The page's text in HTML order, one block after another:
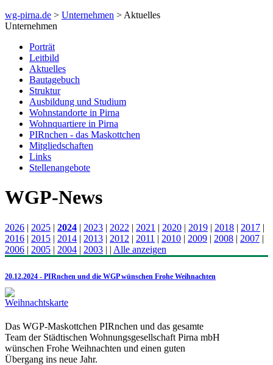
wg-pirna.de > Unternehmen > Aktuelles
Unternehmen
Porträt
Leitbild
Aktuelles
Bautagebuch
Struktur
Ausbildung und Studium
Wohnstandorte in Pirna
Wohnquartiere in Pirna
PIRnchen - das Maskottchen
Mitgliedschaften
Links
Stellenangebote
WGP-News
2026 | 2025 | 2024 | 2023 | 2022 | 2021 | 2020 | 2019 | 2018 | 2017 |
2016 | 2015 | 2014 | 2013 | 2012 | 2011 | 2010 | 2009 | 2008 | 2007 |
2006 | 2005 | 2004 | 2003 | | Alle anzeigen
20.12.2024 - PIRnchen und die WGP wünschen Frohe Weihnachten
Das WGP-Maskottchen PIRnchen und das gesamte
Team der Städtischen Wohnungsgesellschaft Pirna mbH
wünschen Frohe Weihnachten und einen guten
Übergang ins neue Jahr.